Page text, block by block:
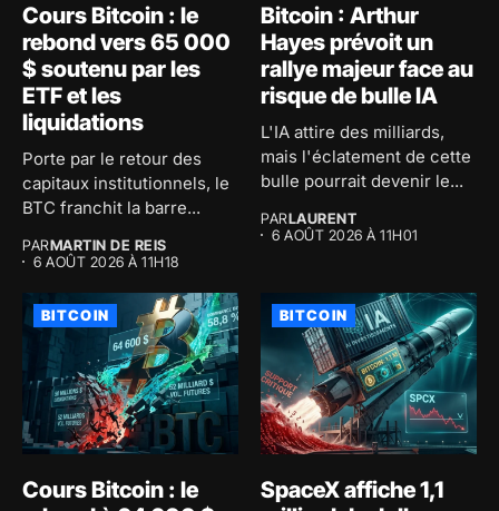
Cours Bitcoin : le
rebond vers 65 000
$ soutenu par les
ETF et les
liquidations
Porte par le retour des
capitaux institutionnels, le
BTC franchit la barre...
PARMARTIN DE REIS
6 AOÛT 2026 À 11H18
Bitcoin : Arthur
Hayes prévoit un
rallye majeur face au
risque de bulle IA
L'IA attire des milliards,
mais l'éclatement de cette
bulle pourrait devenir le...
PARLAURENT
6 AOÛT 2026 À 11H01
BITCOIN
Cours Bitcoin : le
BITCOIN
SpaceX affiche 1,1